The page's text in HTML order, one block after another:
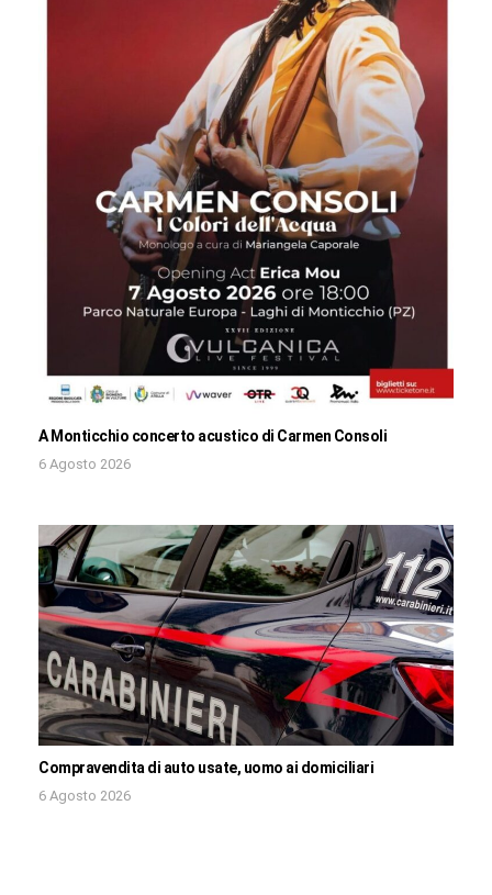
A Monticchio concerto acustico di Carmen Consoli
6 Agosto 2026
Compravendita di auto usate, uomo ai domiciliari
6 Agosto 2026